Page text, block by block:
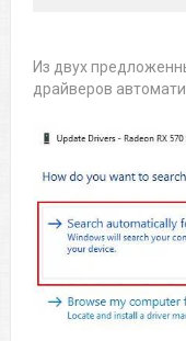
Из двух
драйверов